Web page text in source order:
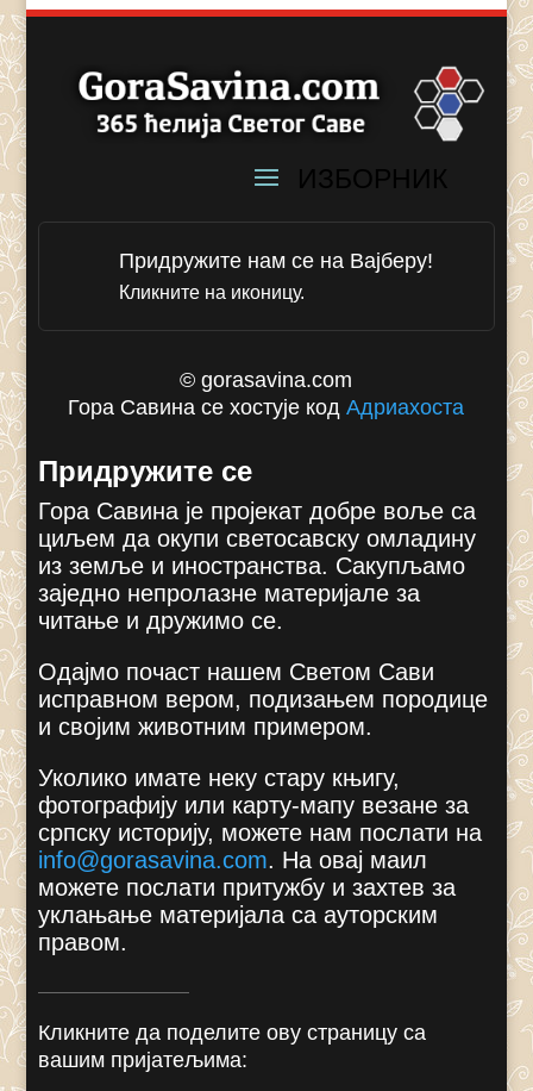
Придружите нам се на Вајберу!
Кликните на иконицу.
© gorasavina.com
Гора Савина се хостује кодАдриахоста
Придружите се
Гора Савина је пројекат добре воље са
циљем да окупи светосавску омладину
из земље и иностранства. Сакупљамо
заједно непролазне материјале за
читање и дружимо се.
Одајмо почаст нашем Светом Сави
исправном вером, подизањем породице
и својим животним примером.
Уколико имате неку стару књигу,
фотографију или карту-мапу везане за
српску историју, можете нам послати на
info@gorasavina.com. На овај маил
можете послати притужбу и захтев за
уклањање материјала са ауторским
правом.
Кликните да поделите ову страницу са
вашим пријатељима: